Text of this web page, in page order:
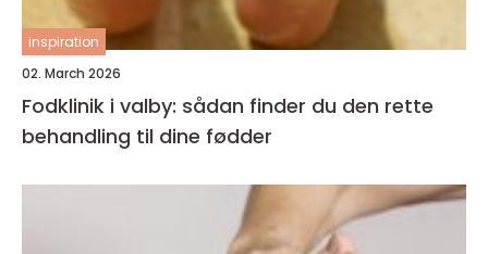
inspiration
02. March 2026
Fodklinik i valby: sådan finder du den rette
behandling til dine fødder